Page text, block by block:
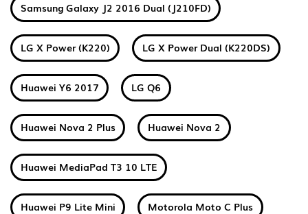
Samsung Galaxy J2 2016 Dual (J210FD)
LG X Power (K220) LG X Power Dual (K220DS)
Huawei Y6 2017 LG Q6
Huawei Nova 2 Plus Huawei Nova 2
Huawei MediaPad T3 10 LTE
Huawei P9 Lite Mini Motorola Moto C Plus